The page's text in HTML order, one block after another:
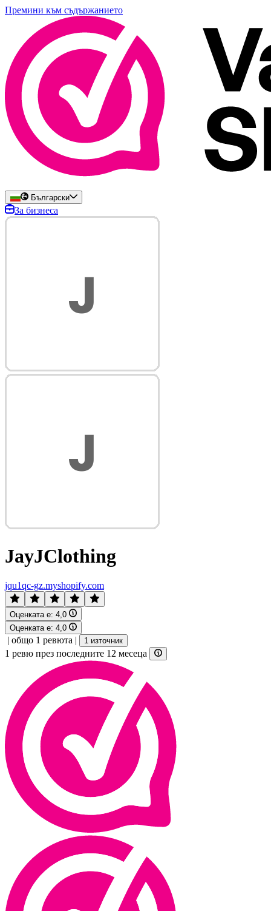
Премини към съдържанието
Български
За бизнеса
JayJClothing
jqu1qc-gz.myshopify.com
Оценката е: 4,0
Оценката е: 4,0
| общо 1 ревюта | 1 източник
1 ревю през последните 12 месеца